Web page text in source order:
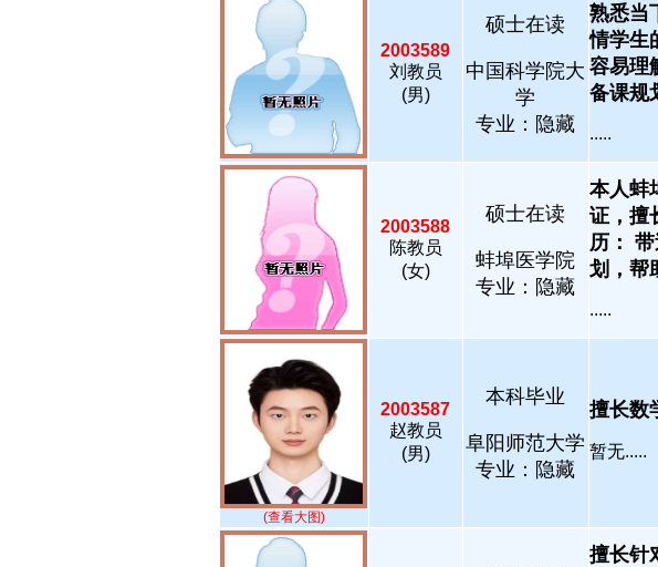
2003589
刘教员
(男)
硕士在读
中国科学院大
学
专业：隐藏
熟悉当
情学生
容易理
备课规
.....
2003588
陈教员
(女)
硕士在读
蚌埠医学院
专业：隐藏
本人蚌
证，擅
历：
划，帮
.....
(查看大图)
2003587
赵教员
(男)
本科毕业
阜阳师范大学
专业：隐藏
擅长数
暂无.....
擅长针